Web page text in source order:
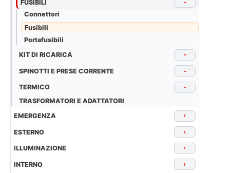
FUSIBILI ›
Connettori
Fusibili
Portafusibili
KIT DI RICARICA
›
SPINOTTI E PRESE CORRENTE ›
TERMICO ›
TRASFORMATORI E ADATTATORI
EMERGENZA
›
ESTERNO ›
ILLUMINAZIONE ›
INTERNO ›